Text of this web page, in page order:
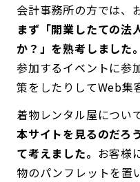
会計事務所の方では、
まず「開業したての法
か？」を熟考しました。
参加するイベントに参
策をしたりしてWeb集
着物レンタル屋につい
本サイトを見るのだろ
て考えました。 お客様
物のパンフレットを置